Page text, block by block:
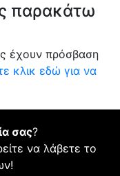
παρακάτω
έχουν πρόσβαση
κλικ εδώ για να
σας?
να λάβετε το